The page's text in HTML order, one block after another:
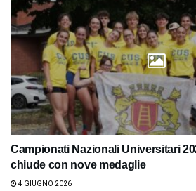
Campionati Nazionali Universitari
chiude con nove medaglie
4 GIUGNO 2026